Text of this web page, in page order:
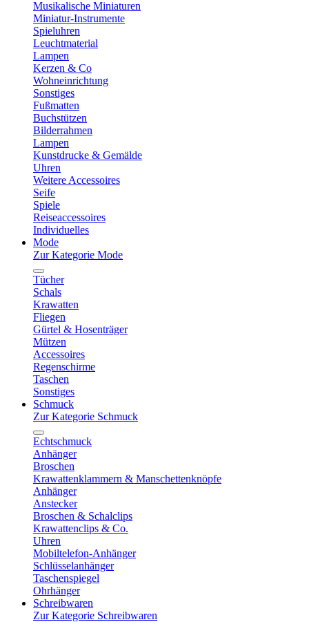
Musikalische Miniaturen
Miniatur-Instrumente
Spieluhren
Leuchtmaterial
Lampen
Kerzen & Co
Wohneinrichtung
Sonstiges
Fußmatten
Buchstützen
Bilderrahmen
Lampen
Kunstdrucke & Gemälde
Uhren
Weitere Accessoires
Seife
Spiele
Reiseaccessoires
Individuelles
Mode
Zur Kategorie Mode
Tücher
Schals
Krawatten
Fliegen
Gürtel & Hosenträger
Mützen
Accessoires
Regenschirme
Taschen
Sonstiges
Schmuck
Zur Kategorie Schmuck
Echtschmuck
Anhänger
Broschen
Krawattenklammern & Manschettenknöpfe
Anhänger
Anstecker
Broschen & Schalclips
Krawattenclips & Co.
Uhren
Mobiltelefon-Anhänger
Schlüsselanhänger
Taschenspiegel
Ohrhänger
Schreibwaren
Zur Kategorie Schreibwaren